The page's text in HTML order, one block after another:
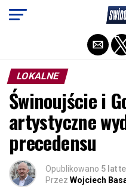
LOKALNE
Świnoujście i
artystyczne
precedensu
Opublikowano 5 lat
Przez Wojciech
Exit